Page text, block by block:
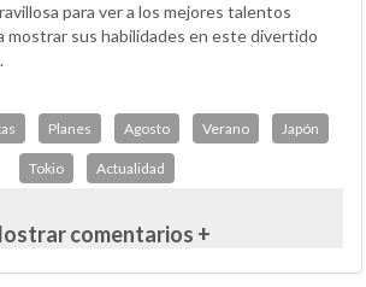
para ver a los mejores talentos
mostrar sus habilidades en este divertido
Planes Agosto Verano Japón
Tokio Actualidad
comentarios +